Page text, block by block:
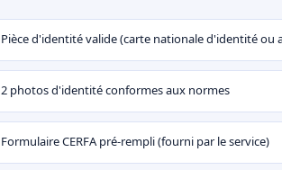
Pièce d'identité valide (carte nationale d'identité ou
2 photos d'identité conformes aux normes
Formulaire CERFA pré-rempli (fourni par le service)